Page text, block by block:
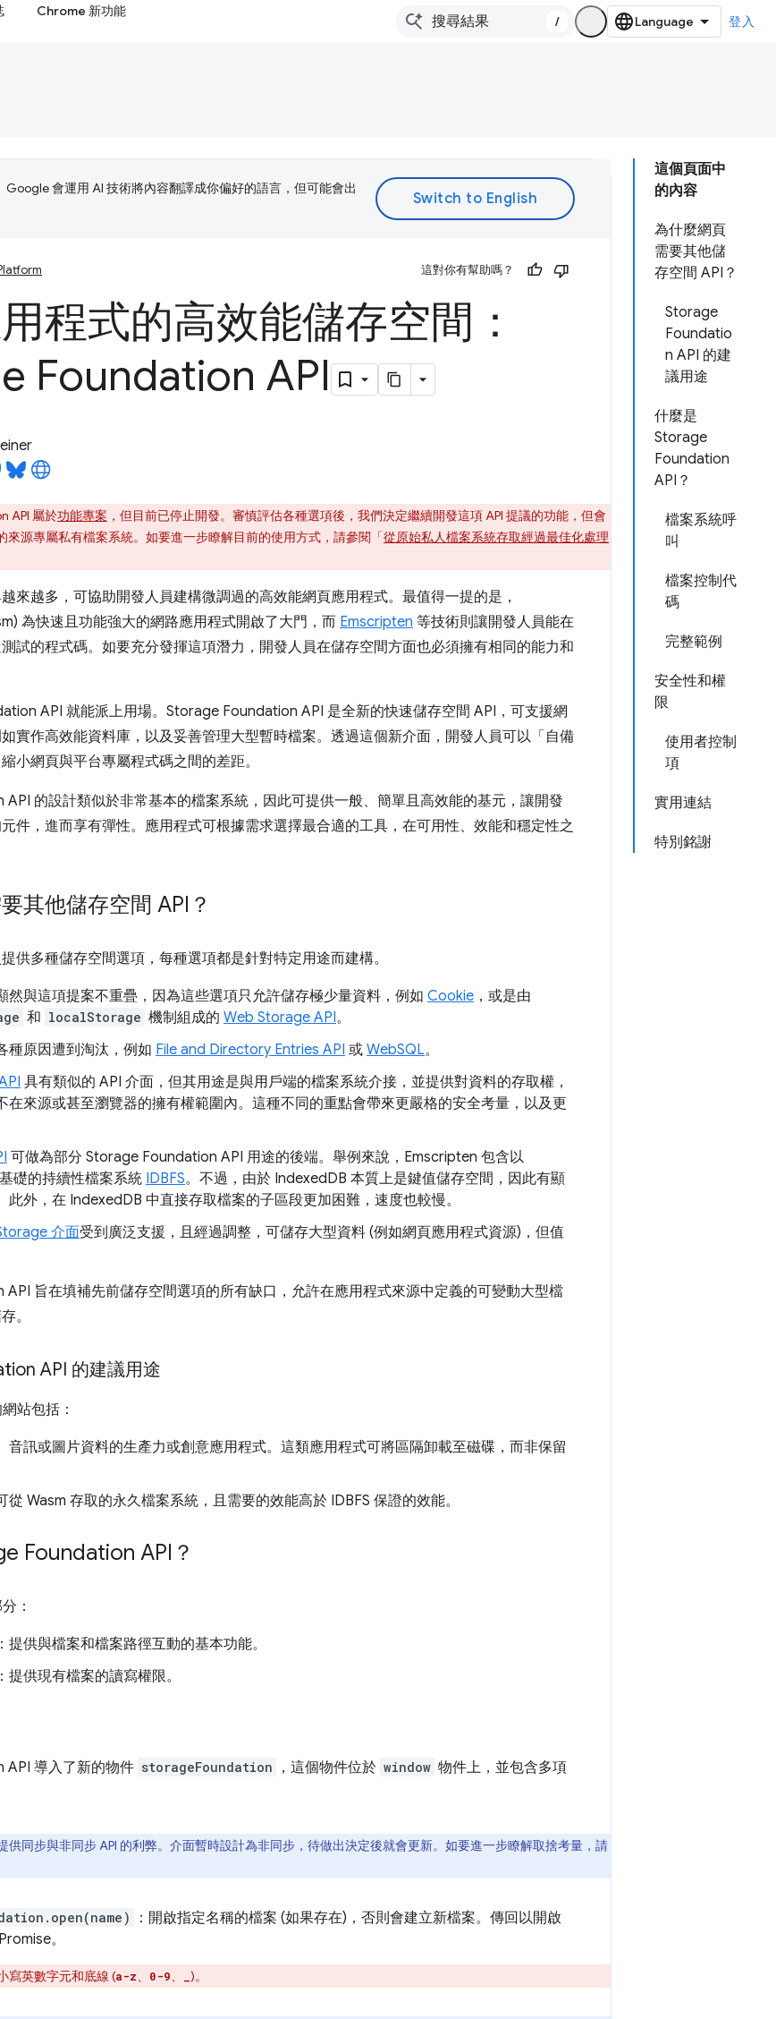
Chrome 新功能
/ 登入
這個頁面中
的內容
為什麼網頁
需要其他儲
存空間 API？
Storage
Foundatio
n API 的建
議用途
什麼是
Storage
Foundation
API？
檔案系統呼
叫
檔案控制代
碼
完整範例
安全性和權
限
使用者控制
項
實用連結
特別銘謝
Google 會運用 AI 技術將內容翻譯成你偏好的語言，但可能會出
這對你有幫助嗎？
程式的高效能儲存空間：
Foundation API
API 屬於功能專案 ，但目前已停止開發。審慎評估各種選項後，我們決定繼續開發這項 API 提議的功能，但會
來源專屬私有檔案系統。如要進一步瞭解目前的使用方式，請參閱「從原始私人檔案系統存取經過最佳化處理
來越多，可協助開發人員建構微調過的高效能網頁應用程式。最值得一提的是，
為快速且功能強大的網路應用程式開啟了大門，而 Emscripten 等技術則讓開發人員能在
試的程式碼。如要充分發揮這項潛力，開發人員在儲存空間方面也必須擁有相同的能力和
API 就能派上用場。Storage Foundation API 是全新的快速儲存空間 API，可支援網
實作高效能資料庫，以及妥善管理大型暫時檔案。透過這個新介面，開發人員可以「自備
小網頁與平台專屬程式碼之間的差距。
的設計類似於非常基本的檔案系統，因此可提供一般、簡單且高效能的基元，讓開發
件，進而享有彈性。應用程式可根據需求選擇最合適的工具，在可用性、效能和穩定性之
其他儲存空間 API？
供多種儲存空間選項，每種選項都是針對特定用途而建構。
然與這項提案不重疊，因為這些選項只允許儲存極少量資料，例如 Cookie ，或是由
和 localStorage 機制組成的 Web Storage API。
種原因遭到淘汰，例如 File and Directory Entries API 或 WebSQL。
具有類似的 API 介面，但其用途是與用戶端的檔案系統介接，並提供對資料的存取權，
在來源或甚至瀏覽器的擁有權範圍內。這種不同的重點會帶來更嚴格的安全考量，以及更
可做為部分 Storage Foundation API 用途的後端。舉例來說，Emscripten 包含以
礎的持續性檔案系統 IDBFS。不過，由於 IndexedDB 本質上是鍵值儲存空間，因此有顯
此外，在 IndexedDB 中直接存取檔案的子區段更加困難，速度也較慢。
介面受到廣泛支援，且經過調整，可儲存大型資料 (例如網頁應用程式資源)，但值
旨在填補先前儲存空間選項的所有缺口，允許在應用程式來源中定義的可變動大型檔
。
API 的建議用途
站包括：
音訊或圖片資料的生產力或創意應用程式。這類應用程式可將區隔卸載至磁碟，而非保留
從 Wasm 存取的永久檔案系統，且需要的效能高於 IDBFS 保證的效能。
Foundation API？
：
：提供與檔案和檔案路徑互動的基本功能。
：提供現有檔案的讀寫權限。
導入了新的物件 storageFoundation ，這個物件位於 window 物件上，並包含多項
供同步與非同步 API 的利弊。介面暫時設計為非同步，待做出決定後就會更新。如要進一步瞭解取捨考量，請
：開啟指定名稱的檔案 (如果存在)，否則會建立新檔案。傳回以開啟
。
寫英數字元和底線 (a-z、 0-9、 )。